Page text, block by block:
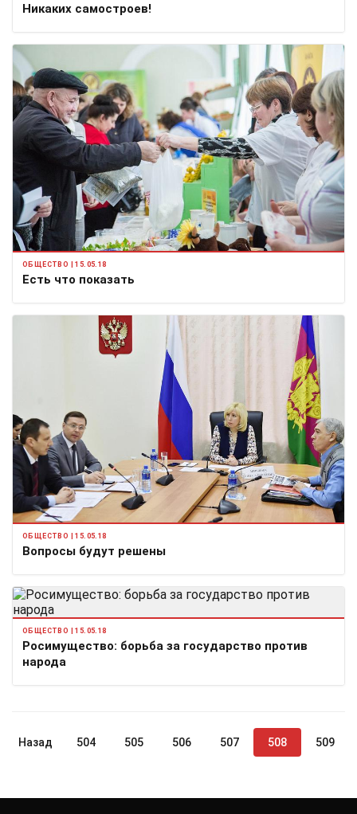
Никаких самостроев!
ОБЩЕСТВО | 15.05.18
Есть что показать
ОБЩЕСТВО | 15.05.18
Вопросы будут решены
ОБЩЕСТВО | 15.05.18
Росимущество: борьба за государство против
народа
Назад 504 505 506 507 508 509